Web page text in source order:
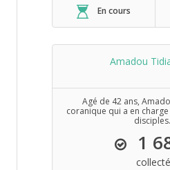
En cours
Amadou
Agé de 42 ans,
coranique qui a en
1